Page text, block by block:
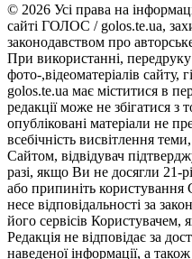
© 2026 Усі права на
сайті ГОЛОС / golos.te.ua,
законодавством про
При використанні,
фото-,відеоматеріалів
golos.te.ua має міститися в
редакції може не збігатися з
опубліковані матеріали не
всебічність висвітлення
Сайтом, відвідувач
разі, якщо Ви не досягли 21-
або припиніть користування
несе відповідальності за
його сервісів Користувачем,
Редакція не відповідає за
наведеної інформації, а